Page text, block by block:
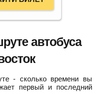
автобуса
- сколько времени вы
первый и последний